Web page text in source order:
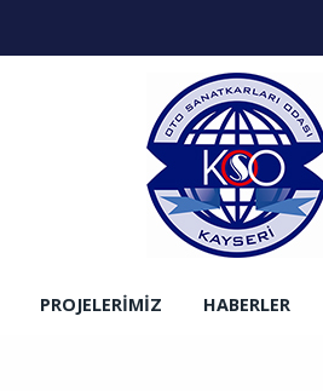
PROJELERIMIZ HABERLER